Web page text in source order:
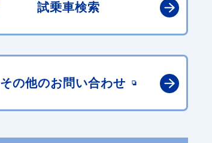
試乗車検索
その他のお問い合わせ